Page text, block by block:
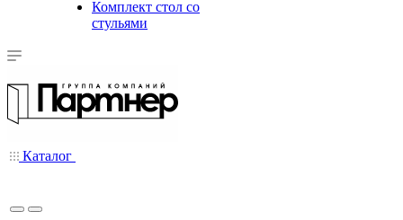
Комплект стол со
стульями
Каталог